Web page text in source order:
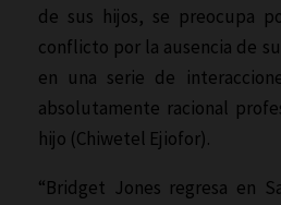
de sus hijos, se preocupa
conflicto por la ausencia de
en una serie de
absolutamente racional
hijo (Chiwetel Ejiofor).
“Bridget Jones regresa en